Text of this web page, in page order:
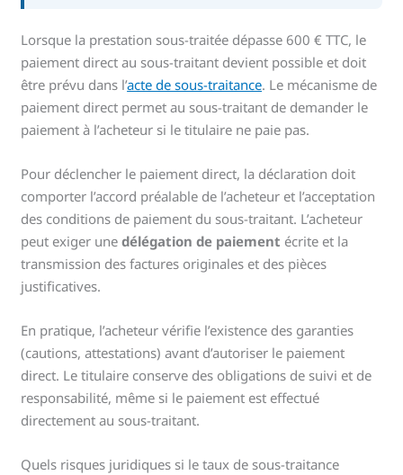
Lorsque la prestation sous-traitée dépasse 600 € TTC, le
paiement direct au sous-traitant devient possible et doit
être prévu dans l’acte de sous-traitance. Le mécanisme de
paiement direct permet au sous-traitant de demander le
paiement à l’acheteur si le titulaire ne paie pas.
Pour déclencher le paiement direct, la déclaration doit
comporter l’accord préalable de l’acheteur et l’acceptation
des conditions de paiement du sous-traitant. L’acheteur
peut exiger unedélégation de paiement écrite et la
transmission des factures originales et des pièces
justificatives.
En pratique, l’acheteur vérifie l’existence des garanties
(cautions, attestations) avant d’autoriser le paiement
direct. Le titulaire conserve des obligations de suivi et de
responsabilité, même si le paiement est effectué
directement au sous-traitant.
Quels risques juridiques si le taux de sous-traitance